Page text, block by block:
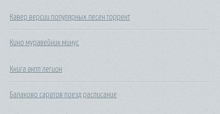
Кавер версии популярных песен торрент
Кино муравейник минус
Книга акпп легион
Балаково саратов поезд расписание